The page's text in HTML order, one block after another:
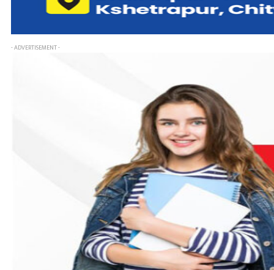
- ADVERTISEMENT -